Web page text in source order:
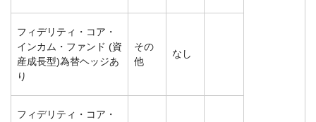
フィデリティ・コア・
インカム・ファンド (資
産成長型)為替ヘッジあ
り
その
他
なし
フィデリティ・コア・